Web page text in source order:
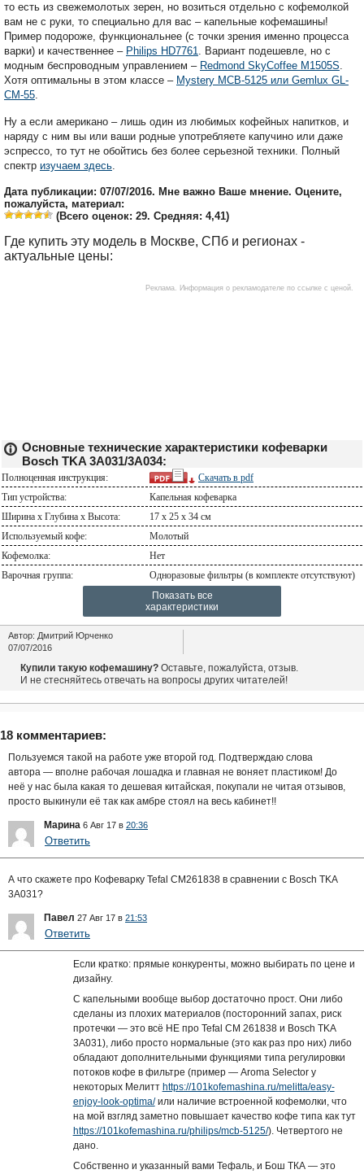
то есть из свежемолотых зерен, но возиться отдельно с кофемолкой
вам не с руки, то специально для вас – капельные кофемашины!
Пример подороже, функциональнее (с точки зрения именно процесса
варки) и качественнее – Philips HD7761. Вариант подешевле, но с
модным беспроводным управлением – Redmond SkyCoffee M1505S.
Хотя оптимальны в этом классе – Mystery MCB-5125 или Gemlux GL-
CM-55.
Ну а если американо – лишь один из любимых кофейных напитков, и
наряду с ним вы или ваши родные употребляете капучино или даже
эспрессо, то тут не обойтись без более серьезной техники. Полный
спектр изучаем здесь.
Дата публикации: 07/07/2016. Мне важно Ваше мнение. Оцените,
пожалуйста, материал:
(Всего оценок: 29. Средняя: 4,41)
Где купить эту модель в Москве, СПб и регионах -
актуальные цены:
Основные технические характеристики кофеварки
Bosch TKA 3A031/3A034:
Полноценная инструкция: Скачать в pdf
Тип устройства:
Капельная кофеварка
Ширина х Глубина х Высота:
17 x 25 x 34 см
Используемый кофе:
Молотый
Кофемолка:
Нет
Варочная группа:
Одноразовые фильтры (в комплекте отсутствуют)
Показать все
характеристики
Автор: Дмитрий Юрченко
07/07/2016
Купили такую кофемашину? Оставьте, пожалуйста, отзыв.
И не стесняйтесь отвечать на вопросы других читателей!
18 комментариев:
Пользуемся такой на работе уже второй год. Подтверждаю слова
автора — вполне рабочая лошадка и главная не воняет пластиком! До
неё у нас была какая то дешевая китайская, покупали не читая отзывов,
просто выкинули её так как амбре стоял на весь кабинет!!
Марина 6 Авг 17 в 20:36
Ответить
А что скажете про Кофеварку Tefal CM261838 в сравнении с Bosch TKA
3A031?
Павел 27 Авг 17 в 21:53
Ответить
Если кратко: прямые конкуренты, можно выбирать по цене и
дизайну.
С капельными вообще выбор достаточно прост. Они либо
сделаны из плохих материалов (посторонний запах, риск
протечки — это всё НЕ про Tefal CM 261838 и Bosch TKA
3A031), либо просто нормальные (это как раз про них) либо
обладают дополнительными функциями типа регулировки
потоков кофе в фильтре (пример — Aroma Selector у
некоторых Мелитт https://101kofemashina.ru/melitta/easy-
enjoy-look-optima/или наличие встроенной кофемолки, что
на мой взгляд заметно повышает качество кофе типа как тут
https://101kofemashina.ru/philips/mcb-5125/). Четвертого не
дано.
Собственно и указанный вами Тефаль, и Бош ТКА — это